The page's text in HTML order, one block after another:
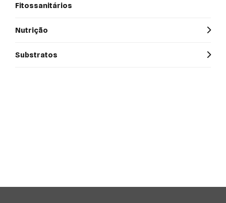
Fitossanitários
Nutrição
Substratos